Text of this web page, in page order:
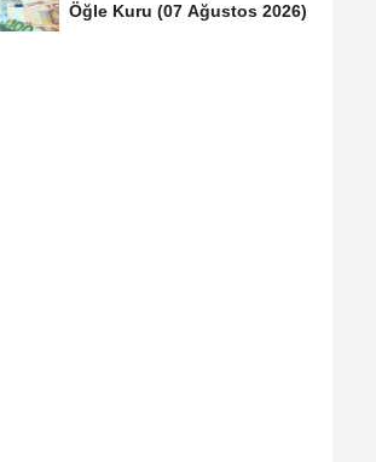
Öğle Kuru (07 Ağustos 2026)